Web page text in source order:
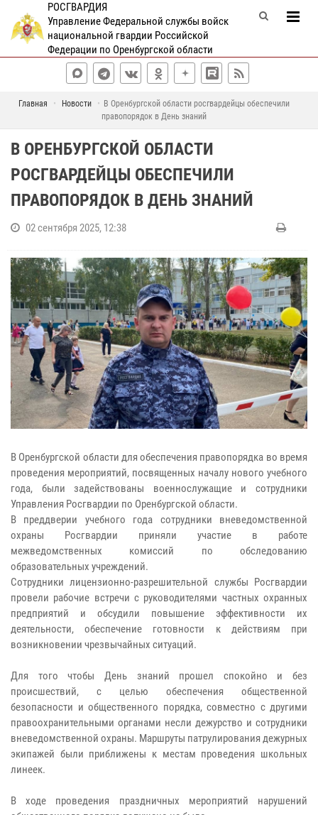
РОСГВАРДИЯ
Управление Федеральной службы войск
национальной гвардии Российской
Федерации по Оренбургской области
Главная Новости
В Оренбургской области росгвардейцы обеспечили
правопорядок в День знаний
В ОРЕНБУРГСКОЙ ОБЛАСТИ
РОСГВАРДЕЙЦЫ ОБЕСПЕЧИЛИ
ПРАВОПОРЯДОК В ДЕНЬ ЗНАНИЙ
02 сентября 2025, 12:38
В Оренбургской области для обеспечения правопорядка во время
проведения мероприятий, посвященных началу нового учебного
года, были задействованы военнослужащие и сотрудники
Управления Росгвардии по Оренбургской области.
В преддверии учебного года сотрудники вневедомственной
охраны Росгвардии приняли участие в работе
межведомственных комиссий по обследованию
образовательных учреждений.
Сотрудники лицензионно-разрешительной службы Росгвардии
провели рабочие встречи с руководителями частных охранных
предприятий и обсудили повышение эффективности их
деятельности, обеспечение готовности к действиям при
возникновении чрезвычайных ситуаций.
Для того чтобы День знаний прошел спокойно и без
происшествий, с целью обеспечения общественной
безопасности и общественного порядка, совместно с другими
правоохранительными органами несли дежурство и сотрудники
вневедомственной охраны. Маршруты патрулирования дежурных
экипажей были приближены к местам проведения школьных
линеек.
В ходе проведения праздничных мероприятий нарушений